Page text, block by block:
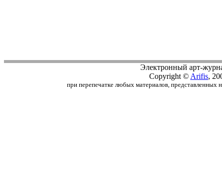
Электронный арт-
Copyright © Arifis,
при перепечатке любых материалов, представленных